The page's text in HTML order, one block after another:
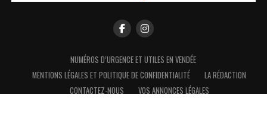
NUMÉROS D’URGENCE ET UTILES EN VENDÉE
MENTIONS LÉGALES ET POLITIQUE DE CONFIDENTIALITÉ
LA RÉDACTION
CONTACTEZ-NOUS
VOS ANNONCES LÉGALES